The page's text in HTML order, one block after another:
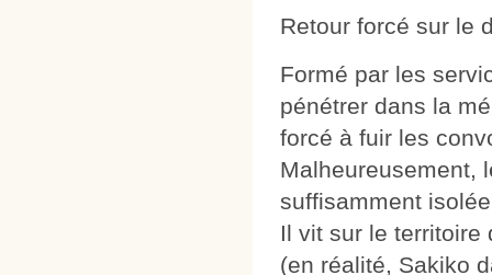
Retour forcé sur le
Formé par les
pénétrer dans la
forcé à fuir les
Malheureusement,
suffisamment
Il vit sur le territoire
(en réalité, Sakiko